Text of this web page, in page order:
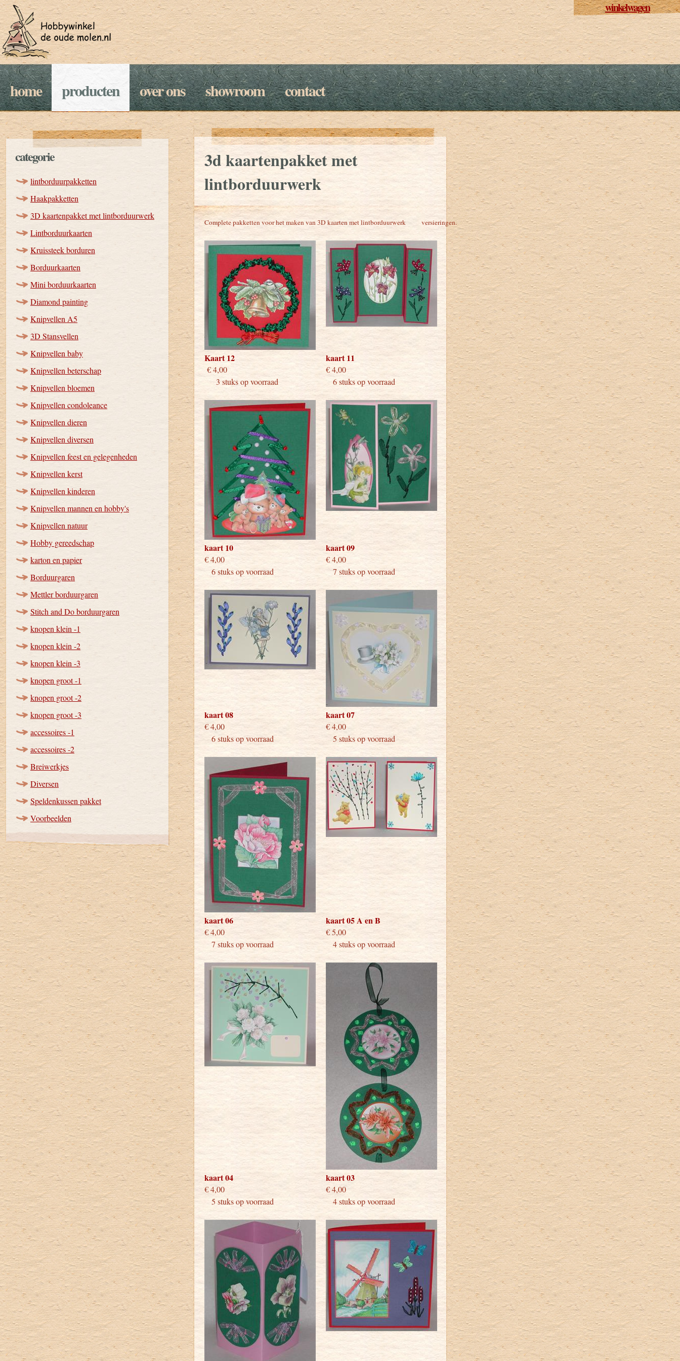
winkelwagen
home producten over ons showroom contact
categorie
lintborduurpakketten
Haakpakketten
3D kaartenpakket met lintborduurwerk
Lintborduurkaarten
Kruissteek borduren
Borduurkaarten
Mini borduurkaarten
Diamond painting
Knipvellen A5
3D Stansvellen
Knipvellen baby
Knipvellen beterschap
Knipvellen bloemen
Knipvellen condoleance
Knipvellen dieren
Knipvellen diversen
Knipvellen feest en gelegenheden
Knipvellen kerst
Knipvellen kinderen
Knipvellen mannen en hobby's
Knipvellen natuur
Hobby gereedschap
karton en papier
Borduurgaren
Mettler borduurgaren
Stitch and Do borduurgaren
knopen klein -1
knopen klein -2
knopen klein -3
knopen groot -1
knopen groot -2
knopen groot -3
accessoires -1
accessoires -2
Breiwerkjes
Diversen
Speldenkussen pakket
Voorbeelden
3d kaartenpakket met
lintborduurwerk
Complete pakketten voor het maken van 3D kaarten met lintborduurwerk versieringen.
Kaart 12
€ 4,00
3 stuks op voorraad
kaart 11
€ 4,00
6 stuks op voorraad
kaart 10
€ 4,00
6 stuks op voorraad
kaart 09
€ 4,00
7 stuks op voorraad
kaart 08
€ 4,00
6 stuks op voorraad
kaart 07
€ 4,00
5 stuks op voorraad
kaart 06
€ 4,00
7 stuks op voorraad
kaart 05 A en B
€ 5,00
4 stuks op voorraad
kaart 04
€ 4,00
5 stuks op voorraad
kaart 03
€ 4,00
4 stuks op voorraad